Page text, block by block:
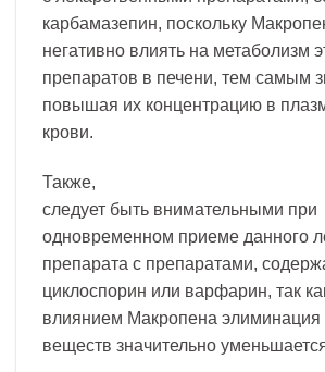
карбамазепин, поскольку
негативно влиять на метаболизм
препаратов в печени, тем самым
повышая их концентрацию в
крови.
Также,
следует быть внимательными при
одновременном приеме данного
препарата с препаратами,
циклоспорин или варфарин, так
влиянием Макропена
веществ значительно